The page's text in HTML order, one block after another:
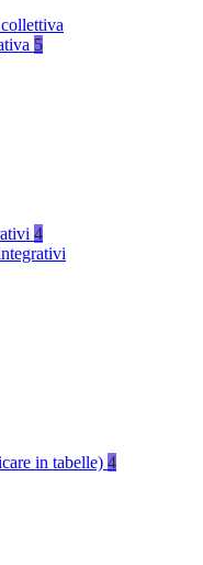
5
4
in tabelle) 4